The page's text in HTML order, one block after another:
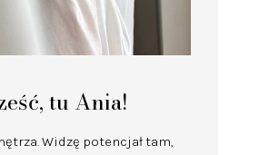
tu Ania!
Widzę potencjał tam,